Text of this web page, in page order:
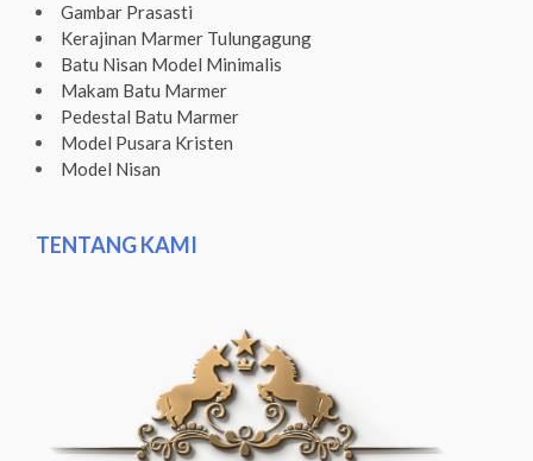
Gambar Prasasti
Kerajinan Marmer Tulungagung
Batu Nisan Model Minimalis
Makam Batu Marmer
Pedestal Batu Marmer
Model Pusara Kristen
Model Nisan
TENTANG KAMI